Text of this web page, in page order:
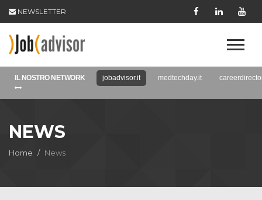
NEWSLETTER
IL NOSTRO NETWORK jobadvisor.it medtechday.it
NEWS
Home News